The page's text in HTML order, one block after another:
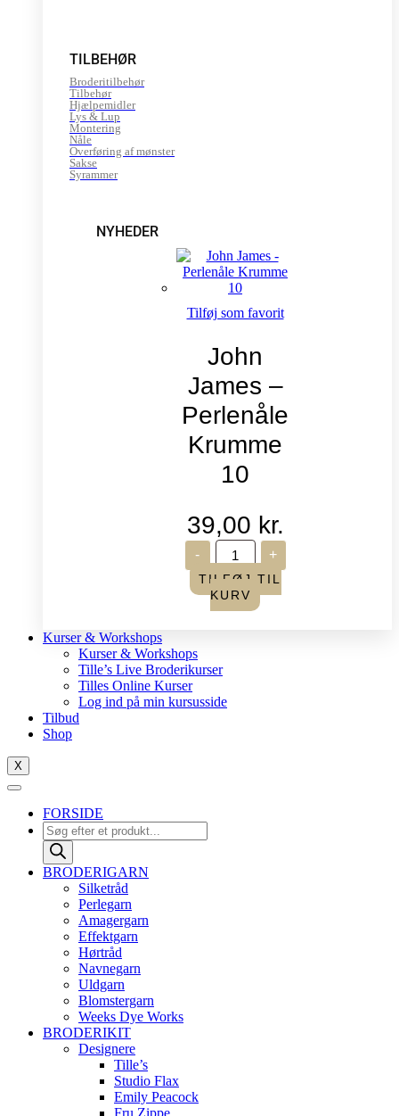
TILBEHØR
Broderitilbehør
Tilbehør
Hjælpemidler
Lys & Lup
Montering
Nåle
Overføring af mønster
Sakse
Syrammer
NYHEDER
Tilføj som favorit
John
James –
Perlenåle
Krumme
10
39,00 kr.
-
John
James
-
Perlenåle
Krumme
+
TILFØJ TIL
KURV
Kurser & Workshops
Kurser & Workshops
Tille’s Live Broderikurser
Tilles Online Kurser
Log ind på min kursusside
Tilbud
Shop
X
FORSIDE
Products
search
BRODERIGARN
Silketråd
Perlegarn
Amagergarn
Effektgarn
Hørtråd
Navnegarn
Uldgarn
Blomstergarn
Weeks Dye Works
BRODERIKIT
Designere
Tille’s
Studio Flax
Emily Peacock
Fru Zippe